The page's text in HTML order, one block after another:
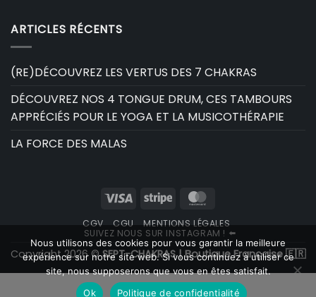
ARTICLES RÉCENTS
(RE)DÉCOUVREZ LES VERTUS DES 7 CHAKRAS
DÉCOUVREZ NOS 4 TONGUE DRUM, CES TAMBOURS
APPRÉCIÉS POUR LE YOGA ET LA MUSICOTHÉRAPIE
LA FORCE DES MALAS
Visa Stripe
CGV CGU
MENTIONS LÉGALES
SUIVEZ NOUS SUR INSTAGRAM ! ⬅️
Copyright 2026 ©SEPT-CHAKRAS | Boutique Française 🇫🇷
Nous utilisons des cookies pour vous garantir la meilleure
expérience sur notre site web. Si vous continuez à utiliser ce
site, nous supposerons que vous en êtes satisfait.
Ok
Politique de confidentialité